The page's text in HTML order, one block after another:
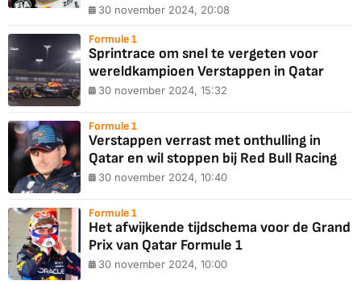
30 november 2024, 20:08
Formule 1
Sprintrace om snel te vergeten voor
wereldkampioen Verstappen in Qatar
30 november 2024, 15:32
Formule 1
Verstappen verrast met onthulling in
Qatar en wil stoppen bij Red Bull Racing
30 november 2024, 10:40
Formule 1
Het afwijkende tijdschema voor de Grand
Prix van Qatar Formule 1
30 november 2024, 10:00